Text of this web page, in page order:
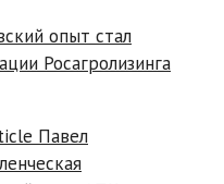
опыт стал
Росагролизинга